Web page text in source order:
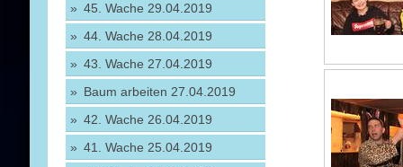
45. Wache 29.04.2019
44. Wache 28.04.2019
43. Wache 27.04.2019
Baum arbeiten 27.04.2019
42. Wache 26.04.2019
41. Wache 25.04.2019